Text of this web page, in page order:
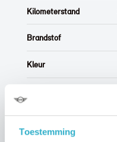
Toestemming
Kilometerstand
Brandstof
Kleur
Btw/Marge